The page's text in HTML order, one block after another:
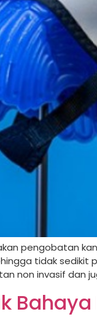
pengobatan
tidak
non invasif dan